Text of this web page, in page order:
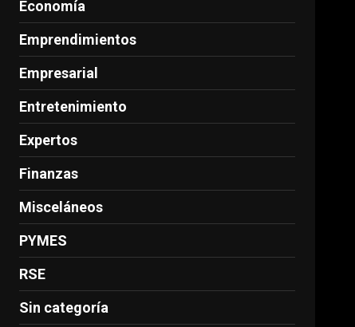
Economía
Emprendimientos
Empresarial
Entretenimiento
Expertos
Finanzas
Misceláneos
PYMES
RSE
Sin categoría